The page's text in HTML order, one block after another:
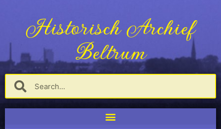
Historisch Archief
Beltrum